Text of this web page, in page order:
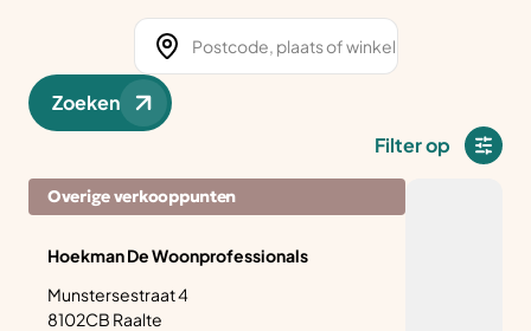
Zoeken
Filter op
Overige verkooppunten
Hoekman De Woonprofessionals
Munstersestraat 4
8102CB Raalte